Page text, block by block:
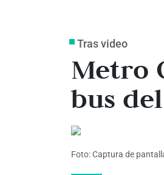
Tras video
Metro
bus
Foto: Captura de